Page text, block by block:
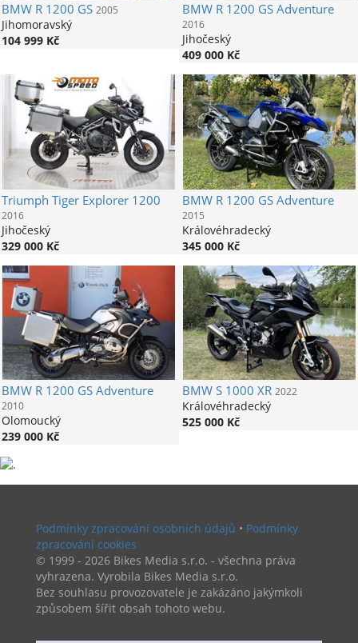
BMWR 1200 GS 2005
Jihomoravský
104 999 Kč
BMWR 1200 GS Adventure
2016
Jihočeský
409 000 Kč
Triumph Tiger Explorer 1200
2016
Jihočeský
329 000 Kč
BMWR 1200 GS Adventure
2015
Královéhradecký
345 000 Kč
BMWR 1200 GS Adventure
2010
Olomoucký
239 000 Kč
BMWS 1000 XR 2022
Královéhradecký
525 000 Kč
Podmínky zpracování osobních údajů • Podmínky
zpracování cookies
© 1999 - 2026 Bikes Media s.r.o. - všechna práva
vyhrazena. Vyrobila Bikes Media s.r.o.
Bez souhlasu provozovatele je zakázáno jakýmkoli
způsobem šířit obsah tohoto webu.